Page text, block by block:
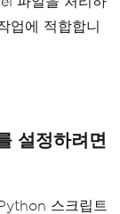
업에 적합합니
설정하려면
스크립트